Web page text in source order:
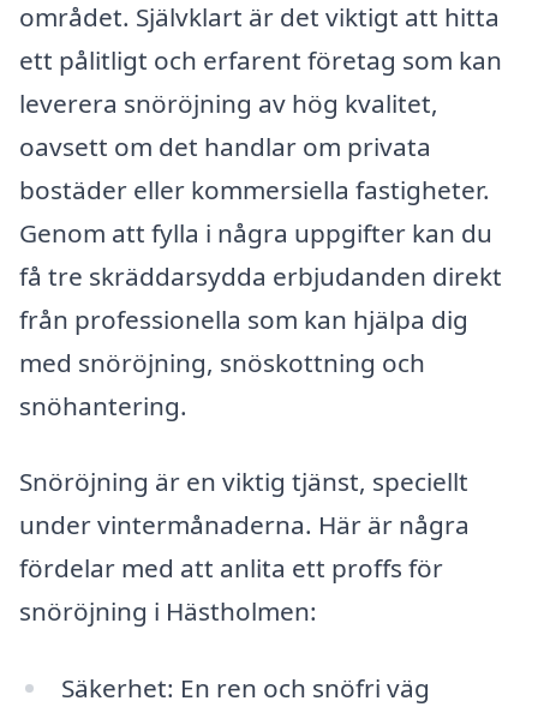
området. Självklart är det viktigt att hitta
ett pålitligt och erfarent företag som kan
leverera snöröjning av hög kvalitet,
oavsett om det handlar om privata
bostäder eller kommersiella fastigheter.
Genom att fylla i några uppgifter kan du
få tre skräddarsydda erbjudanden direkt
från professionella som kan hjälpa dig
med snöröjning, snöskottning och
snöhantering.
Snöröjning är en viktig tjänst, speciellt
under vintermånaderna. Här är några
fördelar med att anlita ett proffs för
snöröjning i Hästholmen:
Säkerhet: En ren och snöfri väg